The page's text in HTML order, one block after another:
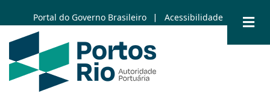
to
main
content
Portal do Governo Brasileiro | Acessibilidade